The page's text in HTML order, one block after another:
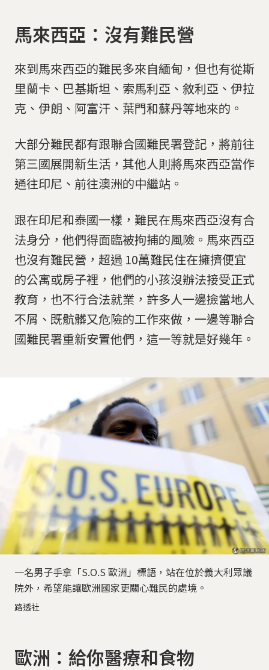
馬來西亞：沒有難民營
來到馬來西亞的難民多來自緬甸，但也有從斯
里蘭卡、巴基斯坦、索馬利亞、敘利亞、伊拉
克、伊朗、阿富汗、葉門和蘇丹等地來的。
大部分難民都有跟聯合國難民署登記，將前往
第三國展開新生活，其他人則將馬來西亞當作
通往印尼、前往澳洲的中繼站。
跟在印尼和泰國一樣，難民在馬來西亞沒有合
法身分，他們得面臨被拘捕的風險。馬來西亞
也沒有難民營，超過 10萬難民住在擁擠便宜
的公寓或房子裡，他們的小孩沒辦法接受正式
教育，也不行合法就業，許多人一邊撿當地人
不屑、既骯髒又危險的工作來做，一邊等聯合
國難民署重新安置他們，這一等就是好幾年。
一名男子手拿「S.O.S 歐洲」標語，站在位於義大利眾議
院外，希望能讓歐洲國家更關心難民的處境。
路透社
歐洲：給你醫療和食物